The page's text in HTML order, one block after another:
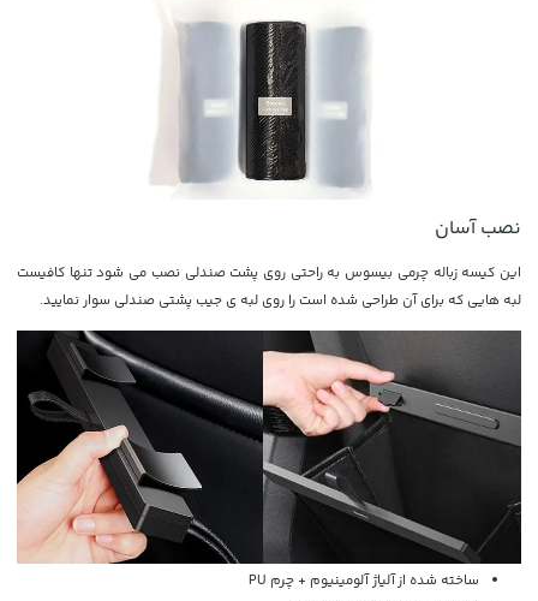
نصب آسان
این کیسه زباله چرمی بیسوس به راحتی روی پشت صندلی نصب می شود تنها کافیست
لبه هایی که برای آن طراحی شده است را روی لبه ی جیب پشتی صندلی سوار نمایید.
ساخته شده از آلیاژ آلومینیوم + چرم PU